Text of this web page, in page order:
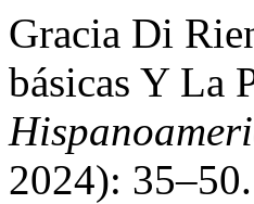
Gracia Di
básicas Y La
2024):